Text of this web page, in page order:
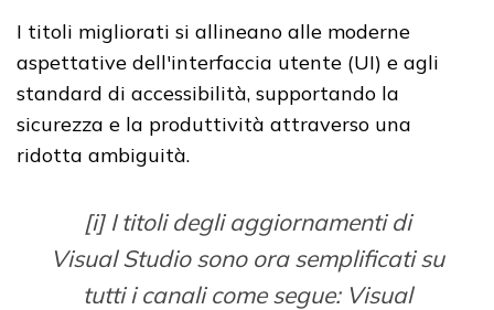
I titoli migliorati si allineano alle moderne
aspettative dell'interfaccia utente (UI) e agli
standard di accessibilità, supportando la
sicurezza e la produttività attraverso una
ridotta ambiguità.
[i] I titoli degli aggiornamenti di
Visual Studio sono ora semplificati su
tutti i canali come segue: Visual